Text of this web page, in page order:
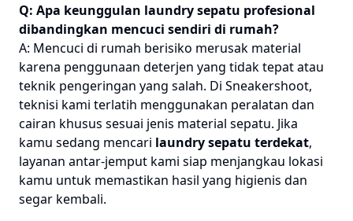
Q: Apa keunggulan laundry sepatu profesional
dibandingkan mencuci sendiri di rumah?
A: Mencuci di rumah berisiko merusak material
karena penggunaan deterjen yang tidak tepat atau
teknik pengeringan yang salah. Di Sneakershoot,
teknisi kami terlatih menggunakan peralatan dan
cairan khusus sesuai jenis material sepatu. Jika
kamu sedang mencari laundry sepatu terdekat,
layanan antar-jemput kami siap menjangkau lokasi
kamu untuk memastikan hasil yang higienis dan
segar kembali.